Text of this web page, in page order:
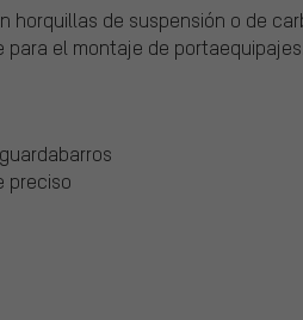
horquillas de suspensión o de
el montaje de
preciso